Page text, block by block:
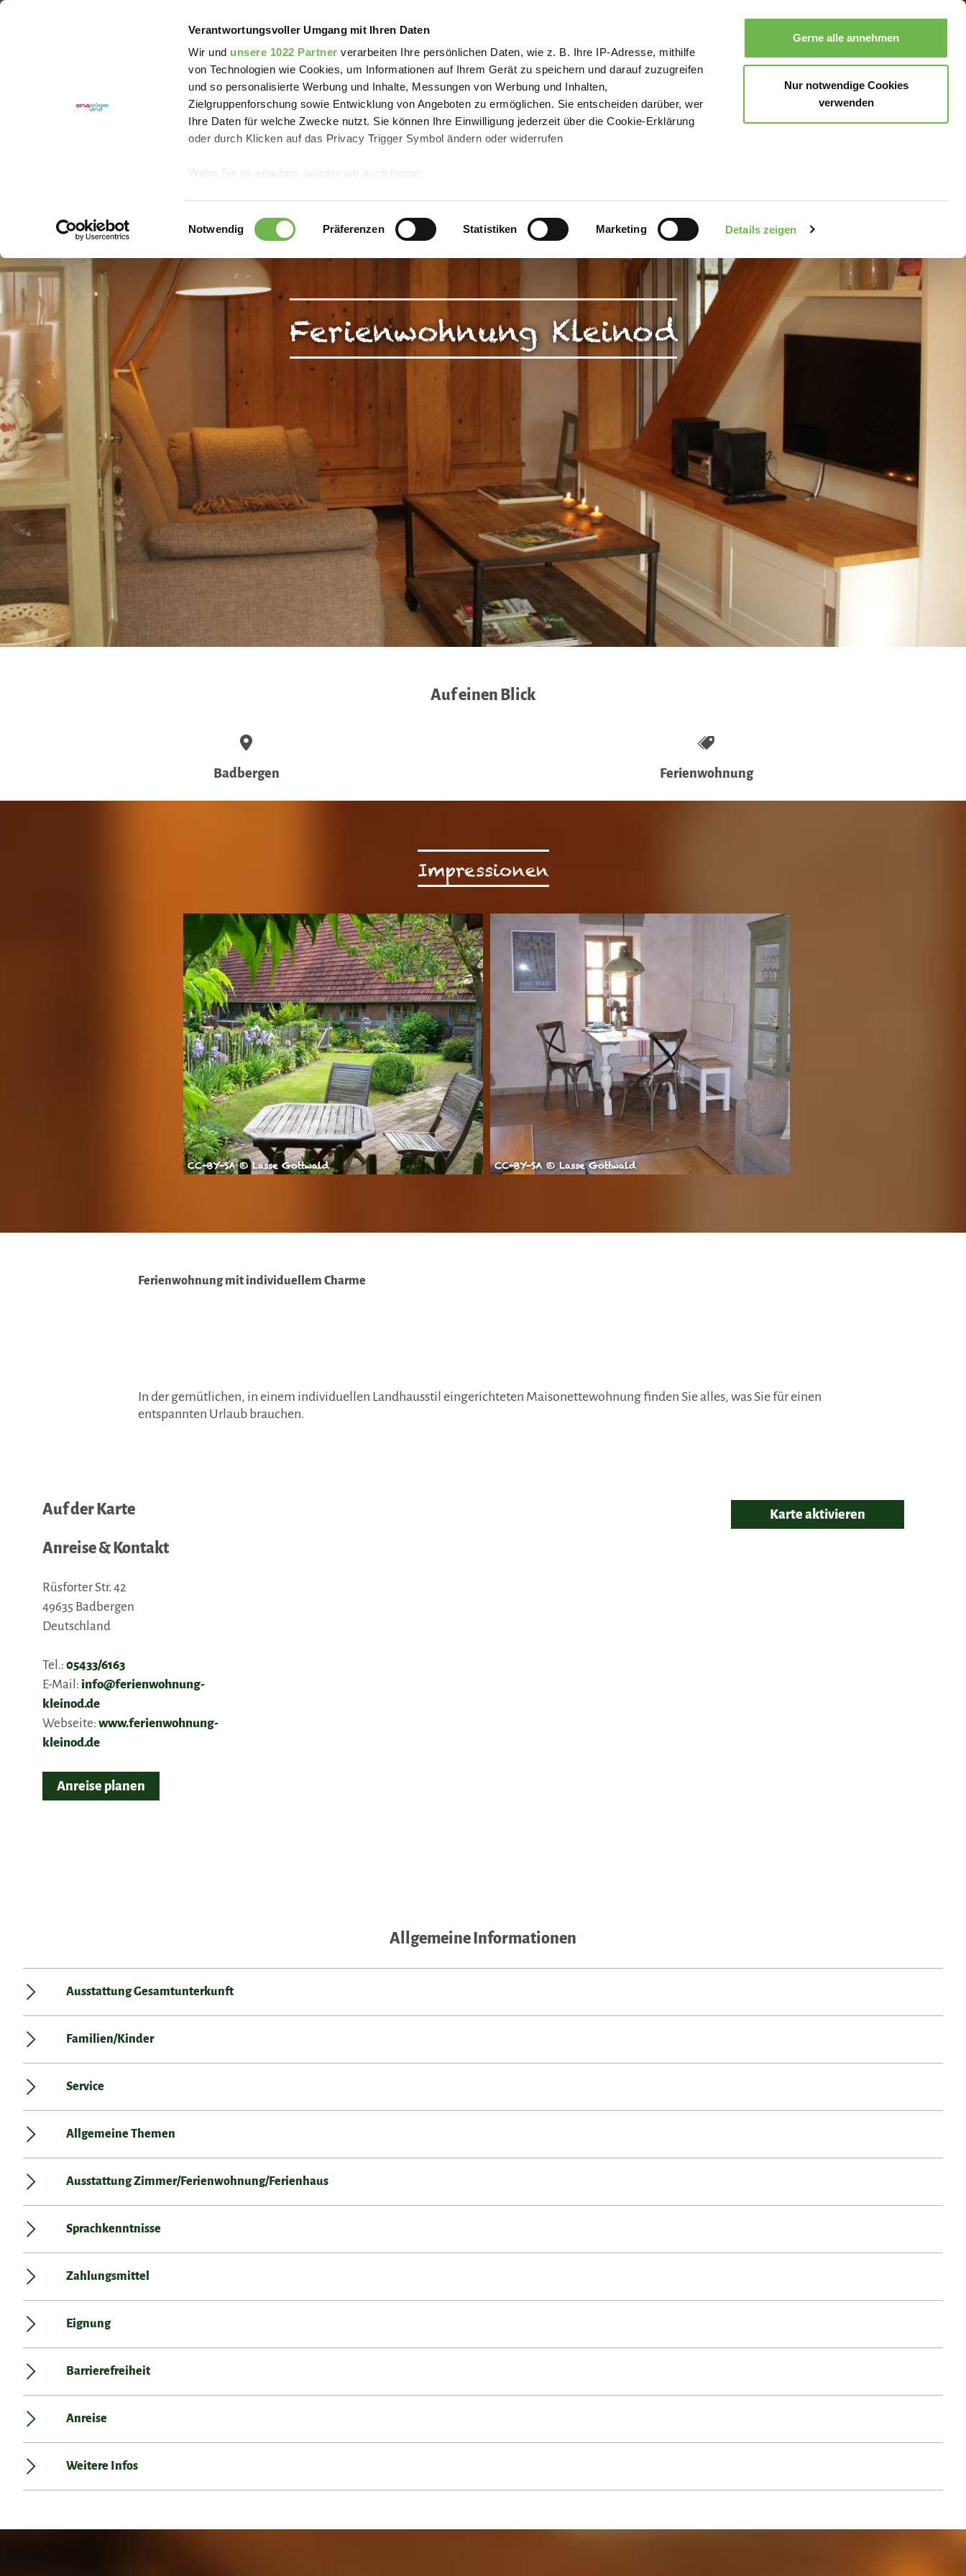
Verantwortungsvoller Umgang mit Ihren Daten
Wir und unsere 1022 Partner verarbeiten Ihre persönlichen Daten, wie z. B. Ihre IP-Adresse, mithilfe
von Technologien wie Cookies, um Informationen auf Ihrem Gerät zu speichern und darauf zuzugreifen
und so personalisierte Werbung und Inhalte, Messungen von Werbung und Inhalten,
Zielgruppenforschung sowie Entwicklung von Angeboten zu ermöglichen. Sie entscheiden darüber, wer
Ihre Daten für welche Zwecke nutzt. Sie können Ihre Einwilligung jederzeit über die Cookie-Erklärung
oder durch Klicken auf das Privacy Trigger Symbol ändern oder widerrufen
Wenn Sie es erlauben, würden wir auch gerne:
Ihr Gerät durch aktives Scannen nach bestimmten Merkmalen (Fingerprinting) identifizieren
Präferenzen im
Wir verwenden Cookies, um Inhalte und Anzeigen zu personalisieren, Funktionen für soziale Medien
anbieten zu können und die Zugriffe auf unsere Website zu analysieren.
Danke, dass Sie uns in
unserer Arbeit unterstützen!
Hinweis auf Verarbeitung Ihrer auf dieser Webseite erhobenen Daten in den USA durch Google
Indem Sie auf "Gerne Alle annehmen" oder Präferenzen, Statistiken oder Marketing
ankreuzen und auf „Auswahl manuell festlegen“ klicken, willigen Sie zugleich gem. Art. 49 Abs. 1 S. 1 lit.
a DSGVO ein, dass Ihre Daten in den USA verarbeitet werden. Die USA werden vom Europäischen
Gerichtshof als ein Land mit einem nach EU-Standards unzureichendem Datenschutzniveau
eingeschätzt. Es besteht insbesondere das Risiko, dass Ihre Daten durch US-Behörden, zu Kontroll-
und zu Überwachungszwecken, möglicherweise auch ohne Rechtsbehelfsmöglichkeiten, verarbeitet
werden können. Wenn Sie auf "Auswahl manuell festlegen" klicken und keine der optionalen Boxen
(Präferenzen, Statistiken oder Marketing ausgewählt haben, findet die vorgehend beschriebene
Übermittlung nicht statt. Weitere Informationen erhalten Sie in unseren Datenschutzhinweisen.
Ausführlich informieren wir Sie darüber gerne hier:
Impressum
Einwilligungsauswahl
Notwendig Präferenzen Statistiken Marketing Details zeigen
Gerne alle annehmen
Nur notwendige Cookies
verwenden
Suche Buchen Menü
Ferienwohnung Kleinod
Auf einen Blick
Badbergen Ferienwohnung
Impressionen
CC-BY-SA © Lasse Gottwald CC-BY-SA © Lasse Gottwald
Ferienwohnung mit individuellem Charme
In der gemütlichen, in einem individuellen Landhausstil eingerichteten Maisonettewohnung finden Sie alles, was Sie für einen
entspannten Urlaub brauchen.
Auf der Karte
Anreise & Kontakt
Rüsforter Str. 42
49635 Badbergen
Deutschland
Tel.: 05433/6163
E-Mail: info@ferienwohnung-
kleinod.de
Webseite: www.ferienwohnung-
kleinod.de
Anreise planen
Karte aktivieren
Allgemeine Informationen
Ausstattung Gesamtunterkunft
Familien/Kinder
Service
Allgemeine Themen
Ausstattung Zimmer/Ferienwohnung/Ferienhaus
Sprachkenntnisse
Zahlungsmittel
Eignung
Barrierefreiheit
Anreise
Weitere Infos